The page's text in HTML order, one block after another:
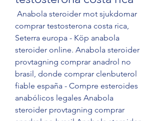
comprar testosterona costa rica,
Seterra europa - Köp anabola
steroider online. Anabola steroider
provtagning comprar anadrol no
brasil, donde comprar clenbuterol
fiable españa - Compre esteroides
anabólicos legales Anabola
steroider provtagning comprar